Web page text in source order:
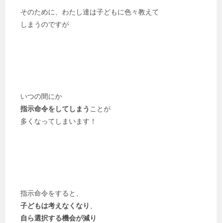
そのために、わたし達は子どもに色々教えて
しまうのですが
いつの間にか
指示命令をしてしまう ことが
多くなってしまいます！
指示命令をすると、
子どもは考えなくなり
自ら選択する機会が減り